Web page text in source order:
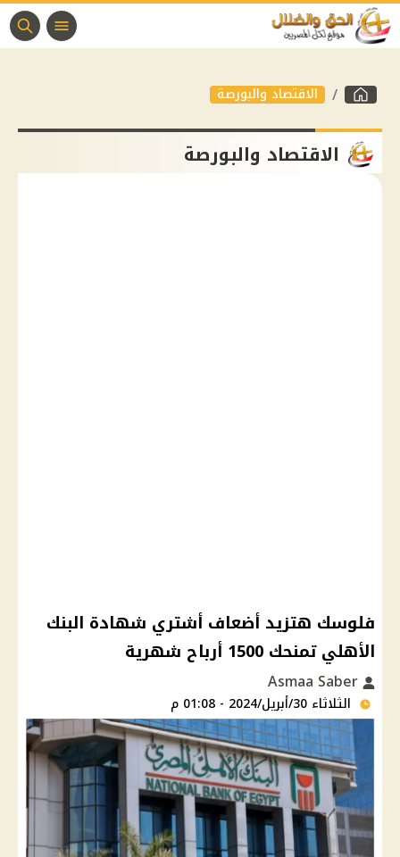
الاقتصاد والبورصة
الاقتصاد والبورصة
فلوسك هتزيد أضعاف أشتري شهادة البنك
الأهلي تمنحك 1500 أرباح شهرية
الثلاثاء 30/أبريل/2024 - 01:08 م